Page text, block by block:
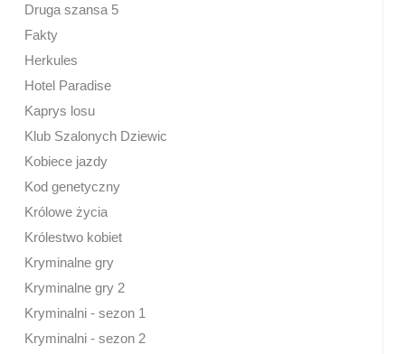
Druga szansa 5
Fakty
Herkules
Hotel Paradise
Kaprys losu
Klub Szalonych Dziewic
Kobiece jazdy
Kod genetyczny
Królowe życia
Królestwo kobiet
Kryminalne gry
Kryminalne gry 2
Kryminalni - sezon 1
Kryminalni - sezon 2